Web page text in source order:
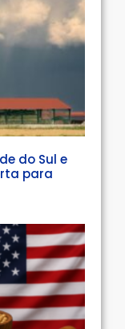
do Sul e
para